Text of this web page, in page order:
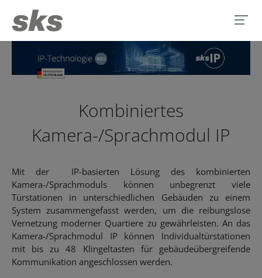
Kombiniertes
Kamera-/Sprachmodul IP
Mit der IP-basierten Lösung des kombinierten
Kamera-/Sprachmoduls können unbegrenzt viele
Türstationen in unterschiedlichen Gebäuden zu einem
System zusammengefasst werden, um die reibungslose
Vernetzung moderner Quartiere zu gewährleisten. An das
Kamera-/Sprachmodul IP können Individualtürstationen
mit bis zu 48 Klingeltasten für gebäudeübergreifende
Kommunikation angeschlossen werden.